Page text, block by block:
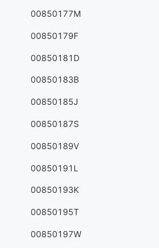
00850177M
00850179F
00850181D
00850183B
00850185J
00850187S
00850189V
00850191L
00850193K
00850195T
00850197W